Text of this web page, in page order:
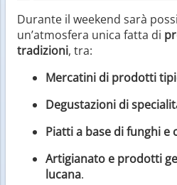
Durante il weekend sarà
un’atmosfera unica fatta di
tradizioni, tra:
Mercatini di prodotti
Degustazioni di
Piatti a base di funghi e
Artigianato e prodotti
lucana.